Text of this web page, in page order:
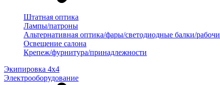
Штатная оптика
Лампы/патроны
Альтернативная оптика/фары/светодиодные балки/
Освещение салона
Крепеж/фурнитура/принадлежности
Экипировка 4х4
Электрооборудование